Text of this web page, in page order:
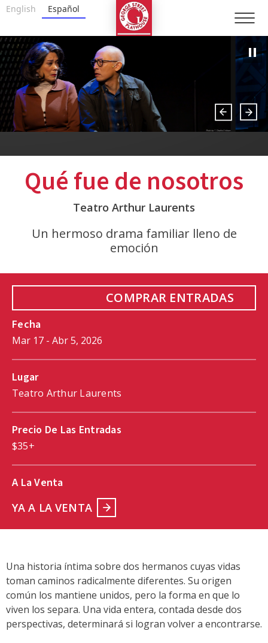
Ir
contenido
Accesibilidad
Comprar
entradas
Buscar
en
English Español
Qué fue de nosotros
Teatro Arthur Laurents
Un hermoso drama familiar lleno de
emoción
COMPRAR ENTRADAS
Fecha
Mar 17 - Abr5, 2026
Lugar
Teatro Arthur Laurents
Precio De Las Entradas
$35+
A La Venta
YA A LA VENTA
Una historia íntima sobre dos hermanos cuyas vidas
toman caminos radicalmente diferentes. Su origen
común los mantiene unidos, pero la forma en que lo
viven los separa. Una vida entera, contada desde dos
perspectivas, determinará si logran volver a encontrarse.